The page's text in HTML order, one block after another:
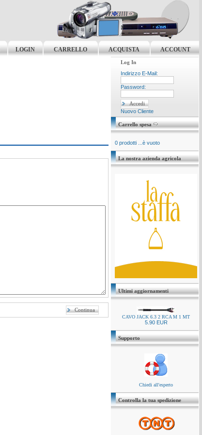
LOGIN CARRELLO ACQUISTA ACCOUNT
Log In
Indirizzo E-Mail:
Password:
Nuovo Cliente
Carrello spesa
0 prodotti ...è vuoto
La nostra azienda agricola
Ultimi aggiornamenti
CAVO JACK 6.3 2 RCA M 1 MT
5.90 EUR
Supporto
Chiedi all'esperto
Controlla la tua spedizione